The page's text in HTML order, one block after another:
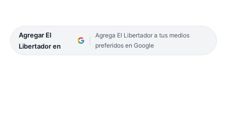
Agregar El
Libertador en
Agrega El Libertador a tus medios
preferidos en Google